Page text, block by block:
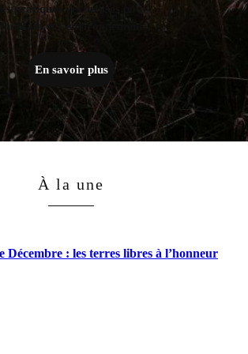
des pratiques vertueuses pour
l’humain et l’environnement.
En savoir plus
À la une